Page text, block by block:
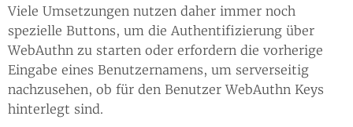
Viele Umsetzungen nutzen daher immer noch
spezielle Buttons, um die Authentifizierung über
WebAuthn zu starten oder erfordern die vorherige
Eingabe eines Benutzernamens, um serverseitig
nachzusehen, ob für den Benutzer WebAuthn Keys
hinterlegt sind.